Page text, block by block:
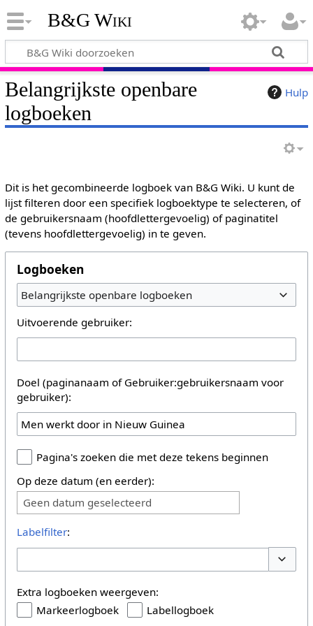
B&G Wiki
Hulp
Belangrijkste openbare
logboeken
Dit is het gecombineerde logboek van B&G Wiki. U kunt de
lijst filteren door een specifiek logboektype te selecteren, of
de gebruikersnaam (hoofdlettergevoelig) of paginatitel
(tevens hoofdlettergevoelig) in te geven.
Logboeken
Belangrijkste openbare logboeken
Uitvoerende gebruiker:
Doel (paginanaam of Gebruiker:gebruikersnaam voor
gebruiker):
Pagina's zoeken die met deze tekens beginnen
Op deze datum (en eerder):
Geen datum geselecteerd
Labelfilter:
Extra logboeken weergeven:
Markeerlogboek
Labellogboek